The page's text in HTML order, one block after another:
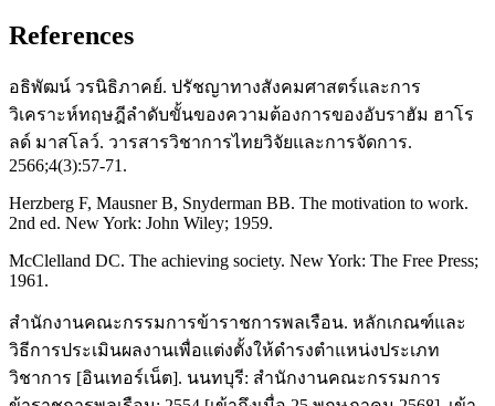
References
อธิพัฒน์ วรนิธิภาคย์. ปรัชญาทางสังคมศาสตร์และการ
วิเคราะห์ทฤษฎีลำดับขั้นของความต้องการของอับราฮัม ฮาโร
ลด์ มาสโลว์. วารสารวิชาการไทยวิจัยและการจัดการ.
2566;4(3):57-71.
Herzberg F, Mausner B, Snyderman BB. The motivation to work.
2nd ed. New York: John Wiley; 1959.
McClelland DC. The achieving society. New York: The Free Press;
1961.
สำนักงานคณะกรรมการข้าราชการพลเรือน. หลักเกณฑ์และ
วิธีการประเมินผลงานเพื่อแต่งตั้งให้ดำรงตำแหน่งประเภท
วิชาการ [อินเทอร์เน็ต]. นนทบุรี: สำนักงานคณะกรรมการ